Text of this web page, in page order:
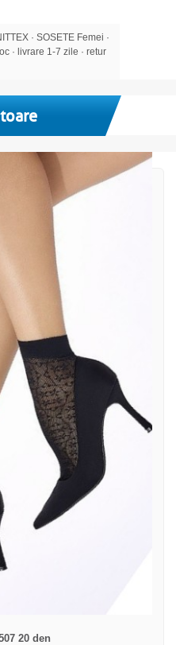
· SOSETE Femei ·
· livrare 1-7 zile · retur
20 den